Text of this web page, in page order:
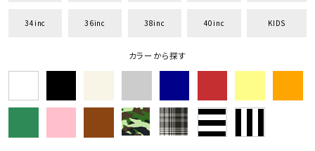
34inc 36inc 38inc 40inc KIDS
カラーから探す